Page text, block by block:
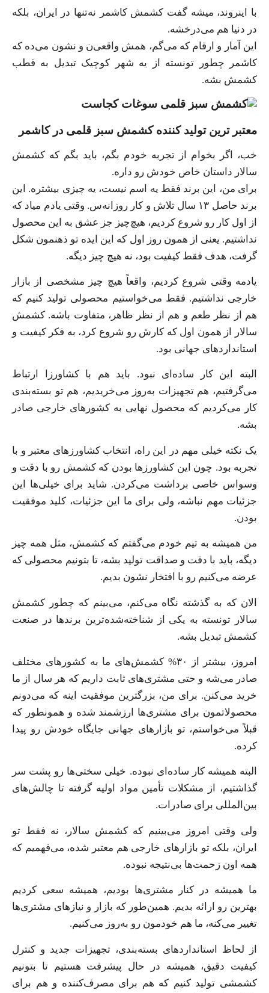
با اینروند، میشه گفت کشمش کاشمر نه‌تنها در ایران، بلکه
در دنیا هم می‌درخشه.
این آمار و ارقام که می‌گم، همش واقعی‌ن و نشون می‌ده که
کاشمر چطور تونسته از یه شهر کوچیک تبدیل به قطب
کشمش بشه.
معتبر ترین تولید کننده کشمش سبز قلمی در کاشمر
خب، اگر بخوام از تجربه خودم بگم، باید بگم که کشمش
سالار داستان خاص خودش رو داره.
برای من، این برند فقط یه اسم نیست، یه چیزی بیشتره. این
برند حاصل ۱۳ سال تلاش و کار روزانه‌س. وقتی یادم میاد که
از اول کار رو شروع کردیم، هیچ‌چیز جز عشق به این محصول
نداشتیم. یعنی از همون روز اول که این ایده تو ذهنمون شکل
گرفت، هدف فقط کیفیت بود، نه هیچ چیز دیگه.
یادمه وقتی شروع کردیم، واقعاً هیچ چیز مشخصی از بازار
خارجی نداشتیم. فقط می‌خواستیم محصولی تولید کنیم که
هم از نظر طعم و هم از نظر ظاهر، متفاوت باشه. کشمش
سالار از همون اول که کارش رو شروع کرد، به فکر کیفیت و
استانداردهای جهانی بود.
البته این کار ساده‌ای نبود. باید هم با کشاورزا ارتباط
می‌گرفتیم، هم تجهیزات به‌روز می‌خریدیم، هم تو بسته‌بندی
کار می‌کردیم که محصول نهایی به کشورهای خارجی صادر
بشه.
یک نکته خیلی مهم در این راه، انتخاب کشاورزهای معتبر و با
تجربه بود. چون این کشاورزها بودن که کشمش رو با دقت و
وسواس خاصی برداشت می‌کردن. شاید برای خیلی‌ها این
جزئیات مهم نباشه، ولی برای ما این جزئیات، کلید موفقیت
بودن.
من همیشه به تیم خودم می‌گفتم که کشمش، مثل همه چیز
دیگه، باید با دقت و صداقت تولید بشه، تا بتونیم محصولی که
عرضه می‌کنیم رو با افتخار نشون بدیم.
الان که به گذشته نگاه می‌کنم، می‌بینم که چطور کشمش
سالار تونسته به یکی از شناخته‌شده‌ترین برندها در صنعت
کشمش تبدیل بشه.
امروز، بیشتر از ۳۰% کشمش‌های ما به کشورهای مختلف
صادر می‌شه و حتی مشتری‌های ثابت داریم که هر سال از ما
خرید می‌کنن. برای من، بزرگترین موفقیت اینه که می‌دونم
محصولاتمون برای مشتری‌ها ارزشمند شده و همونطور که
قبلاً می‌خواستم، تو بازارهای جهانی جایگاه خودش رو پیدا
کرده.
البته همیشه کار ساده‌ای نبوده. خیلی سختی‌ها رو پشت سر
گذاشتیم، از مشکلات تأمین مواد اولیه گرفته تا چالش‌های
بین‌المللی برای صادرات.
ولی وقتی امروز می‌بینیم که کشمش سالار، نه فقط تو
ایران، بلکه تو بازارهای خارجی هم معتبر شده، می‌فهمیم که
همه اون زحمت‌ها بی‌نتیجه نبوده.
ما همیشه در کنار مشتری‌ها بودیم، همیشه سعی کردیم
بهترین رو ارائه بدیم. همین‌طور که بازار و نیازهای مشتری‌ها
تغییر می‌کنه، ما هم خودمون رو به‌روز می‌کنیم.
از لحاظ استانداردهای بسته‌بندی، تجهیزات جدید و کنترل
کیفیت دقیق، همیشه در حال پیشرفت هستیم تا بتونیم
کشمشی تولید کنیم که هم برای مصرف‌کننده و هم برای